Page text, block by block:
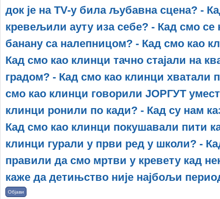
док је на TV-у била љубавна сцена? -
кревељили ауту иза себе? - Кад смо се
банану са налепницом? - Кад смо као
Кад смо као клинци тачно стајали на
градом? - Кад смо као клинци хватали
смо као клинци говорили ЈОРГУТ
клинци ронили по кади? - Кад су нам
Кад смо као клинци покушавали пити
клинци гурали у први ред у школи? -
правили да смо мртви у кревету кад
каже да детињство није најбољи
Објави